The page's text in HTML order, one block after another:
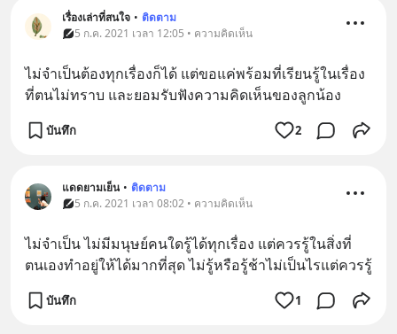
เรื่องเล่าที่สนใจ • ติดตาม
5 ก.ค. 2021 เวลา 12:05 • ความคิดเห็น
ไม่จำเป็นต้องทุกเรื่องก็ได้ แต่ขอแค่พร้อมที่เรียนรู้ในเรื่อง
ที่ตนไม่ทราบ และยอมรับฟังความคิดเห็นของลูกน้อง
บันทึก 2
แดดยามเย็น • ติดตาม
5 ก.ค. 2021 เวลา 08:02 • ความคิดเห็น
ไม่จำเป็น ไม่มีมนุษย์คนใดรู้ได้ทุกเรื่อง แต่ควรรู้ในสิ่งที่
ตนเองทำอยู่ให้ได้มากที่สุด ไม่รู้หรือรู้ช้าไม่เป็นไรแต่ควรรู้
บันทึก 1